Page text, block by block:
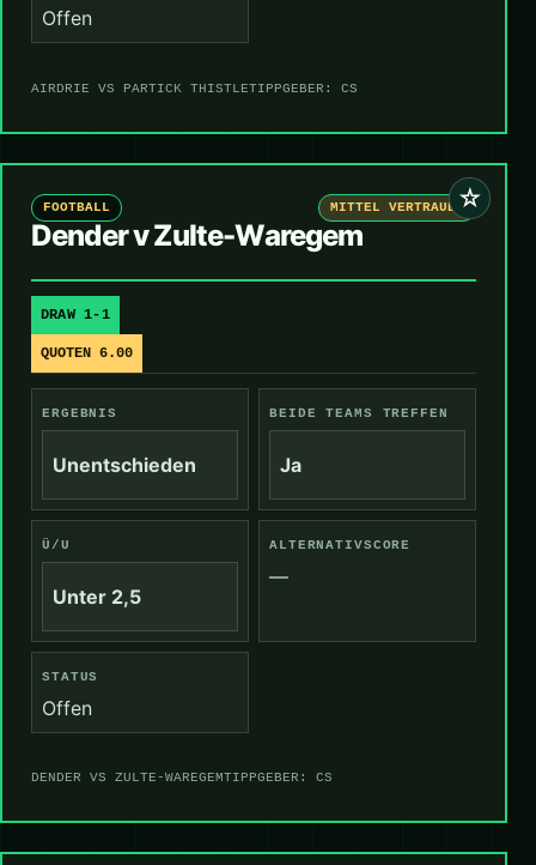
Offen
AIRDRIE VS PARTICK THISTLETIPPGEBER: CS
☆
FOOTBALL MITTEL VERTRAUEN
Dender v Zulte-Waregem
DRAW 1-1
QUOTEN 6.00
ERGEBNIS
Unentschieden
BEIDE TEAMS TREFFEN
Ja
Ü/U
Unter 2,5
ALTERNATIVSCORE
—
STATUS
Offen
DENDER VS ZULTE-WAREGEMTIPPGEBER: CS